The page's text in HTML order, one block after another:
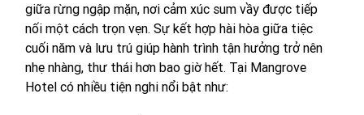
giữa rừng ngập mặn, nơi cảm xúc sum vầy được tiếp
nối một cách trọn vẹn. Sự kết hợp hài hòa giữa tiệc
cuối năm và lưu trú giúp hành trình tận hưởng trở nên
nhẹ nhàng, thư thái hơn bao giờ hết. Tại Mangrove
Hotel có nhiều tiện nghi nổi bật như: